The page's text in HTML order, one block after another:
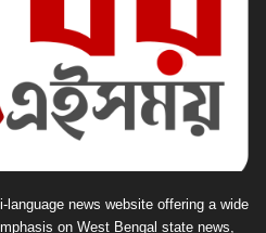
language news website offering a wide
on West Bengal state news,